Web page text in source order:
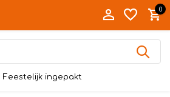
0
Feestelijk ingepakt